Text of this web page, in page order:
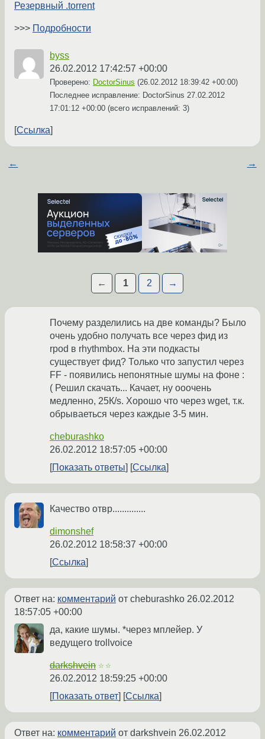
Резервный .torrent
>>> Подробности
byss
26.02.2012 17:42:57 +00:00
Проверено: DoctorSinus (26.02.2012 18:39:42 +00:00)
Последнее исправление: DoctorSinus 27.02.2012
17:01:12 +00:00 (всего исправлений: 3)
Ссылка
← →
← 1 2 →
Почему разделились на две команды? Было
очень удобно получать все через фид из
rpod в rhythmbox. На эти подкасты
существует фид? Только что запустил через
FF - появились непонятные шумы на фоне :
( Решил скачать... Качает, ну ооочень
медленно, 25К/s. Хорошо что через wget, т.к.
обрываеться через каждые 3-5 мин.
cheburashko
26.02.2012 18:57:05 +00:00
Показать ответы
Ссылка
Качество отвр..............
dimonshef
26.02.2012 18:58:37 +00:00
Ссылка
Ответ на: комментарий от cheburashko 26.02.2012
18:57:05 +00:00
да, какие шумы. *через мплейер. У
ведущего trollvoice
darkshvein ☆☆
26.02.2012 18:59:25 +00:00
Показать ответ
Ссылка
Ответ на: комментарий от darkshvein 26.02.2012